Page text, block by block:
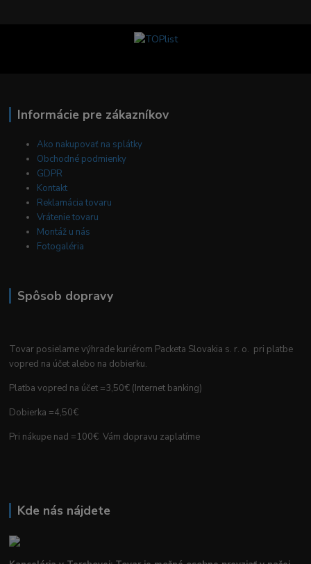
Informácie pre zákazníkov
Ako nakupovať na splátky
Obchodné podmienky
GDPR
Kontakt
Reklamácia tovaru
Vrátenie tovaru
Montáž u nás
Fotogaléria
Spôsob dopravy
Tovar posielame výhrade kuriérom Packeta Slovakia s. r. o. pri platbe
vopred na účet alebo na dobierku.
Platba vopred na účet =3,50€ (Internet banking)
Dobierka =4,50€
Pri nákupe nad =100€ Vám dopravu zaplatíme
Kde nás nájdete